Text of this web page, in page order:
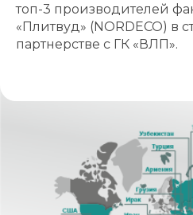
топ-3 производителей
«Плитвуд» (NORDECO) в
партнерстве с ГК «ВЛП».